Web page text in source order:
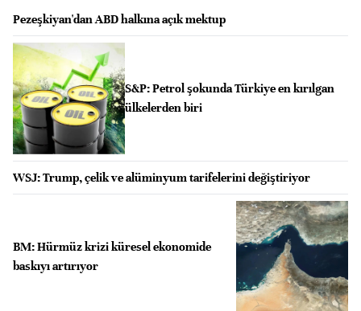
Pezeşkiyan'dan ABD halkına açık mektup
S&P: Petrol şokunda Türkiye en kırılgan
ülkelerden biri
WSJ: Trump, çelik ve alüminyum tarifelerini değiştiriyor
BM: Hürmüz krizi küresel ekonomide
baskıyı artırıyor